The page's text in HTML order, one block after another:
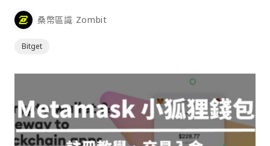
桑幣區識 Zombit
Bitget